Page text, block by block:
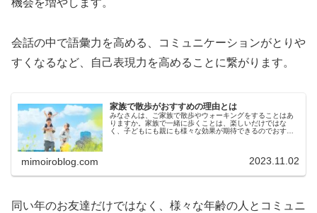
機会を増やします。
会話の中で語彙力を高める、コミュニケーションがとりや
すくなるなど、自己表現力を高めることに繋がります。
家族で散歩がおすすめの理由とは
みなさんは、ご家族で散歩やウォーキングをすることはあ
りますか。家族で一緒に歩くことは、楽しいだけではな
く、子どもにも親にも様々な効果が期待できるのでおすす
mimoiroblog.com 2023.11.02
同い年のお友達だけではなく、様々な年齢の人とコミュニ